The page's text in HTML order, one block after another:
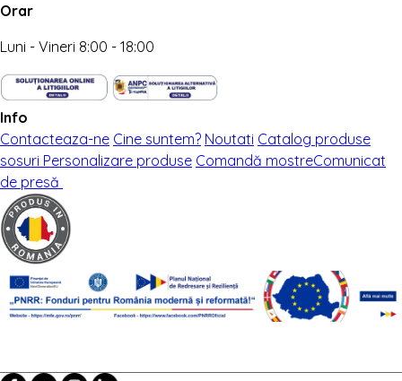
Orar
Luni - Vineri 8:00 - 18:00
Info
Contacteaza-ne Cine suntem? Noutati Catalog produse
sosuri Personalizare produse Comandă mostreComunicat
de presă